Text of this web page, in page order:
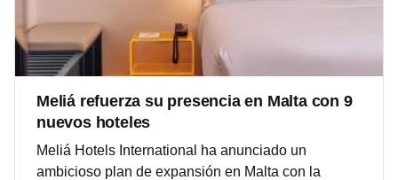
Meliá refuerza su presencia en Malta con 9
nuevos hoteles
Meliá Hotels International ha anunciado un
ambicioso plan de expansión en Malta con la